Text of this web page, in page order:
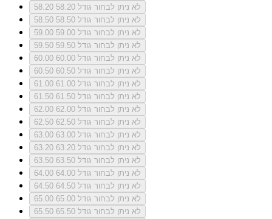
58.20
לא ניתן לבחור גודל 58.20
58.50
לא ניתן לבחור גודל 58.50
59.00
לא ניתן לבחור גודל 59.00
59.50
לא ניתן לבחור גודל 59.50
60.00
לא ניתן לבחור גודל 60.00
60.50
לא ניתן לבחור גודל 60.50
61.00
לא ניתן לבחור גודל 61.00
61.50
לא ניתן לבחור גודל 61.50
62.00
לא ניתן לבחור גודל 62.00
62.50
לא ניתן לבחור גודל 62.50
63.00
לא ניתן לבחור גודל 63.00
63.20
לא ניתן לבחור גודל 63.20
63.50
לא ניתן לבחור גודל 63.50
64.00
לא ניתן לבחור גודל 64.00
64.50
לא ניתן לבחור גודל 64.50
65.00
לא ניתן לבחור גודל 65.00
65.50
לא ניתן לבחור גודל 65.50